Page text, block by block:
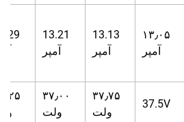
۱۳٫۰۵
آمپر
13.13
آمپر
13.21
آمپر
37.5V
۳۷٫۷۵
ولت
۳۷٫۰۰
ولت